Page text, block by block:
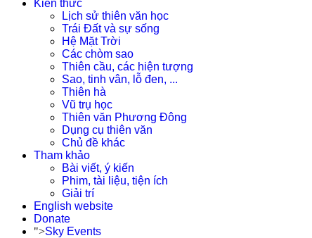
Kiến thức
Lịch sử thiên văn học
Trái Đất và sự sống
Hệ Mặt Trời
Các chòm sao
Thiên cầu, các hiện tượng
Sao, tinh vân, lỗ đen, ...
Thiên hà
Vũ trụ học
Thiên văn Phương Đông
Dụng cụ thiên văn
Chủ đề khác
Tham khảo
Bài viết, ý kiến
Phim, tài liệu, tiện ích
Giải trí
English website
Donate
">Sky Events